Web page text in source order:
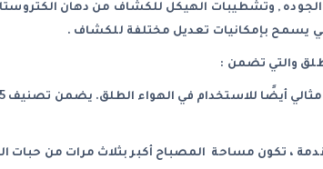
, وتشطيبات الهيكل للكشاف من دهان
يسمح بإمكانيات تعديل مختلفة للكشاف .
والتي تضمن :